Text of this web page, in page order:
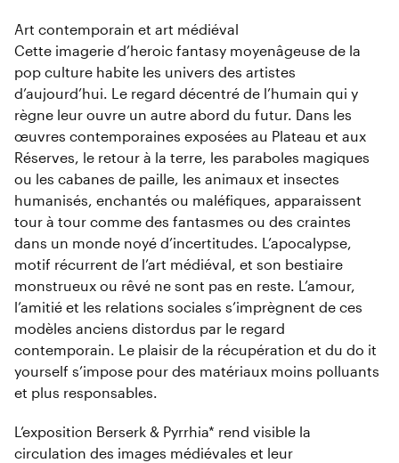
Art contemporain et art médiéval
Cette imagerie d’heroic fantasy moyenâgeuse de la
pop culture habite les univers des artistes
d’aujourd’hui. Le regard décentré de l’humain qui y
règne leur ouvre un autre abord du futur. Dans les
œuvres contemporaines exposées au Plateau et aux
Réserves, le retour à la terre, les paraboles magiques
ou les cabanes de paille, les animaux et insectes
humanisés, enchantés ou maléfiques, apparaissent
tour à tour comme des fantasmes ou des craintes
dans un monde noyé d’incertitudes. L’apocalypse,
motif récurrent de l’art médiéval, et son bestiaire
monstrueux ou rêvé ne sont pas en reste. L’amour,
l’amitié et les relations sociales s’imprègnent de ces
modèles anciens distordus par le regard
contemporain. Le plaisir de la récupération et du do it
yourself s’impose pour des matériaux moins polluants
et plus responsables.
L’exposition Berserk & Pyrrhia* rend visible la
circulation des images médiévales et leur